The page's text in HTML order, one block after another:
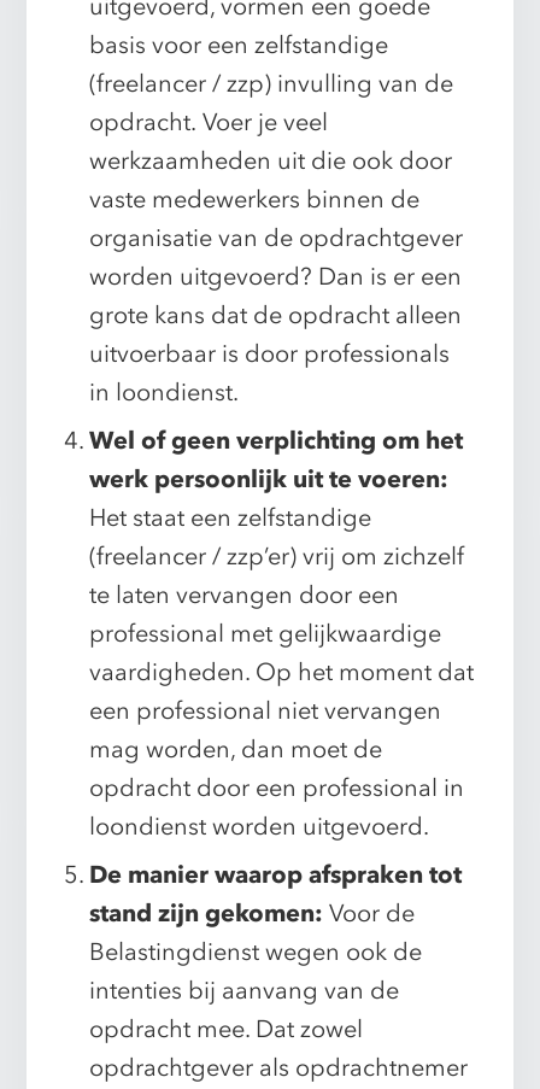
basis voor een zelfstandige
(freelancer / zzp) invulling van de
opdracht. Voer je veel
werkzaamheden uit die ook door
vaste medewerkers binnen de
organisatie van de opdrachtgever
worden uitgevoerd? Dan is er een
grote kans dat de opdracht alleen
uitvoerbaar is door professionals
in loondienst.
Wel of geen verplichting om het
werk persoonlijk uit te voeren:
Het staat een zelfstandige
(freelancer / zzp’er) vrij om zichzelf
te laten vervangen door een
professional met gelijkwaardige
vaardigheden. Op het moment dat
een professional niet vervangen
mag worden, dan moet de
opdracht door een professional in
loondienst worden uitgevoerd.
De manier waarop afspraken tot
stand zijn gekomen:Voor de
Belastingdienst wegen ook de
intenties bij aanvang van de
opdracht mee. Dat zowel
opdrachtgever als opdrachtnemer